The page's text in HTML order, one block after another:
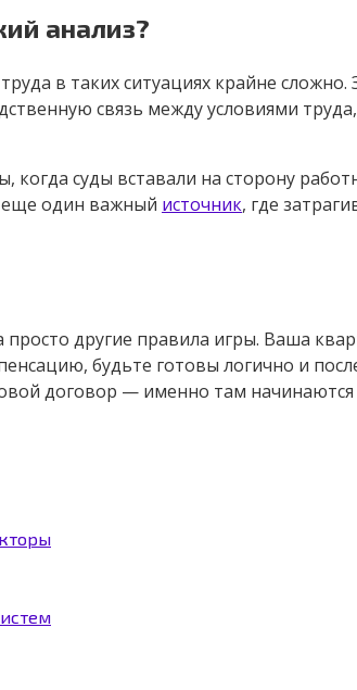
анализ?
в таких ситуациях крайне
связь между условиями
суды вставали на сторону
еще один важный источник, где
другие правила игры. Ваша
будьте готовы логично и
договор — именно там